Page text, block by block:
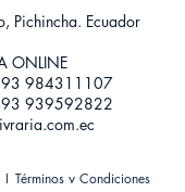
Pichincha. Ecuador
ONLINE​
984311107
939592822
Términos y Condiciones